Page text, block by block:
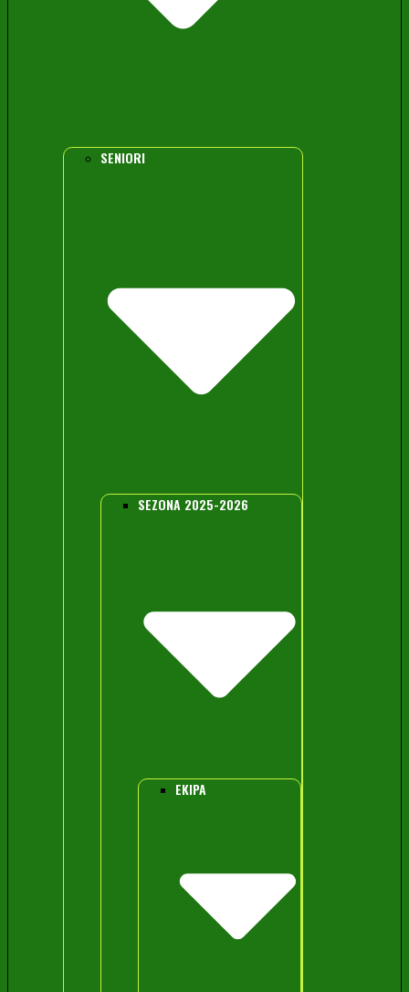
SENIORI
SEZONA 2025-2026
EKIPA